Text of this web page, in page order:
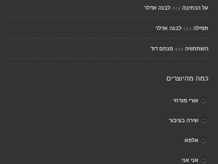
על הכתיבה >>> לבנה אדלר
תפילה >>> לבנה אדלר
השתחוויה >>> מנחם דוד
כמה מהיוצרים
אורי מזרחי
שירה בציבור
אלפא
אני אני